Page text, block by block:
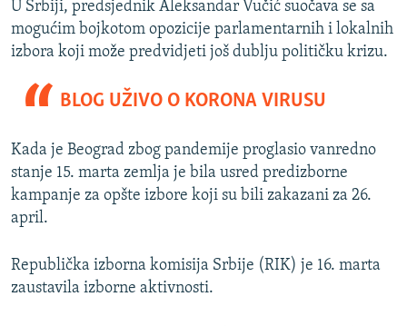
U Srbiji, predsjednik Aleksandar Vučić suočava se sa
mogućim bojkotom opozicije parlamentarnih i lokalnih
izbora koji može predvidjeti još dublju političku krizu.
BLOG UŽIVO O KORONA VIRUSU
Kada je Beograd zbog pandemije proglasio vanredno
stanje 15. marta zemlja je bila usred predizborne
kampanje za opšte izbore koji su bili zakazani za 26.
april.
Republička izborna komisija Srbije (RIK) je 16. marta
zaustavila izborne aktivnosti.